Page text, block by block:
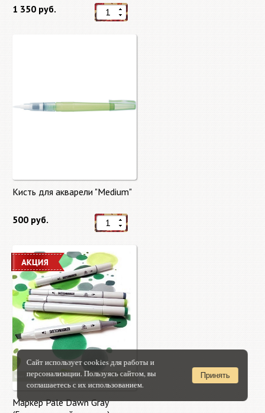
1 350 руб.
Кисть для акварели "Medium"
500 руб.
Маркер Pale Dawn Gray
Сайт использует cookies для работы и
персонализации. Пользуясь сайтом, вы
соглашаетесь с их использованием.
Принять